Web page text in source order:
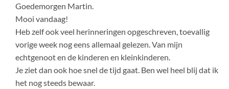
Goedemorgen Martin.
Mooi vandaag!
Heb zelf ook veel herinneringen opgeschreven, toevallig
vorige week nog eens allemaal gelezen. Van mijn
echtgenoot en de kinderen en kleinkinderen.
Je ziet dan ook hoe snel de tijd gaat. Ben wel heel blij dat ik
het nog steeds bewaar.